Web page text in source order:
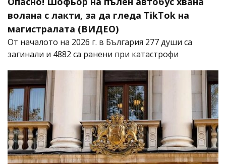
волана с лакти, за да гледа TikTok на
магистралата (ВИДЕО)
От началото на 2026 г. в България 277 души са
загинали и 4882 са ранени при катастрофи